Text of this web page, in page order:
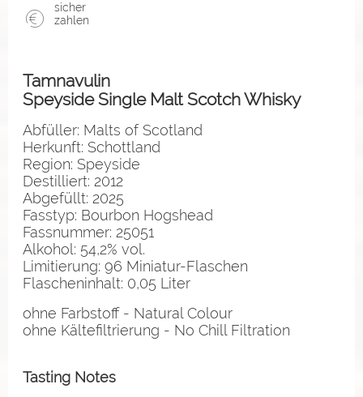
sicher
zahlen
Tamnavulin
Speyside Single Malt Scotch Whisky
Abfüller: Malts of Scotland
Herkunft: Schottland
Region: Speyside
Destilliert: 2012
Abgefüllt: 2025
Fasstyp: Bourbon Hogshead
Fassnummer: 25051
Alkohol: 54,2% vol.
Limitierung: 96 Miniatur-Flaschen
Flascheninhalt: 0,05 Liter
ohne Farbstoff - Natural Colour
ohne Kältefiltrierung - No Chill Filtration
Tasting Notes